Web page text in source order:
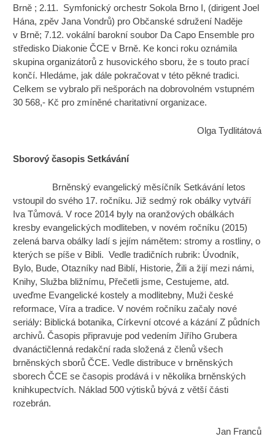
Brně ; 2.11. Symfonický orchestr Sokola Brno I, (dirigent Joel
Hána, zpěv Jana Vondrů) pro Občanské sdružení Naděje
v Brně; 7.12. vokální barokní soubor Da Capo Ensemble pro
středisko Diakonie ČCE v Brně. Ke konci roku oznámila
skupina organizátorů z husovického sboru, že s touto prací
končí. Hledáme, jak dále pokračovat v této pěkné tradici.
Celkem se vybralo při nešporách na dobrovolném vstupném
30 568,- Kč pro zmíněné charitativní organizace.
Olga Tydlitátová
Sborový časopis Setkávání
Brněnský evangelický měsíčník Setkávání letos
vstoupil do svého 17. ročníku. Již sedmý rok obálky vytváří
Iva Tůmová. V roce 2014 byly na oranžových obálkách
kresby evangelických modliteben, v novém ročníku (2015)
zelená barva obálky ladí s jejím námětem: stromy a rostliny, o
kterých se píše v Bibli. Vedle tradičních rubrik: Úvodník,
Bylo, Bude, Otazníky nad Biblí, Historie, Žili a žijí mezi námi,
Knihy, Služba bližnímu, Přečetli jsme, Cestujeme, atd.
uveďme Evangelické kostely a modlitebny, Muži české
reformace, Víra a tradice. V novém ročníku začaly nové
seriály: Biblická botanika, Církevní otcové a kázání Z půdních
archivů. Časopis připravuje pod vedením Jiřího Grubera
dvanáctičlenná redakční rada složená z členů všech
brněnských sborů ČCE. Vedle distribuce v brněnských
sborech ČCE se časopis prodává i v několika brněnských
knihkupectvích. Náklad 500 výtisků bývá z větší části
rozebrán.
Jan Franců